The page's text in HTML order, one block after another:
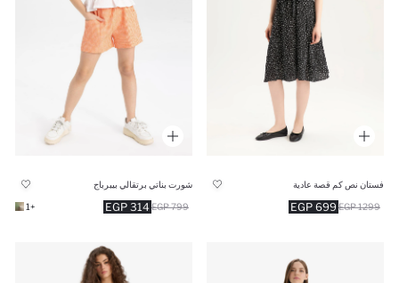
فستان نص كم قصة عادية
699 EGP 1299 EGP
شورت بناتي برتقالي بيبرباج
314 EGP 799 EGP
+1